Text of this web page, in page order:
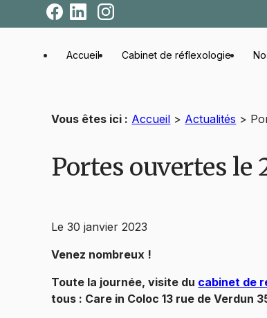
Accueil Cabinet de réflexologie
Vous êtes ici : Accueil > Actualités >
Portes ouvertes le
Le30 janvier 2023
Venez nombreux !
Toute la journée, visite du cabinet de
tous : Care in Coloc 13 rue de Verdun
Panneau de gestion des cookies